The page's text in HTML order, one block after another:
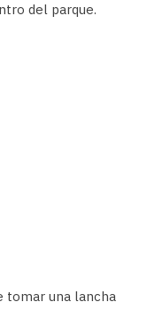
del parque.
tomar una lancha